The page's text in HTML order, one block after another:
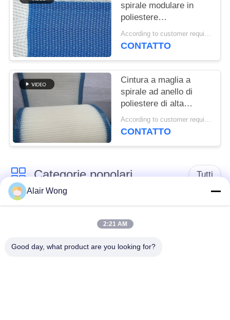
spirale modulare in
poliestere
polioxometilene
plastico congelato per
torre a maglia piatta
According to customer requirements MOQ:1 metro
CONTATTO
Cintura a maglia a
spirale ad anello di
poliestere di alta
qualità, cintura a
maglia a filtro 100% di
According to customer requirements MOQ:1 metro
CONTATTO
Categorie popolari Tutti
cinghia della rete
della maglia
Alair Wong
2:21 AM
Good day, what product are you looking for?